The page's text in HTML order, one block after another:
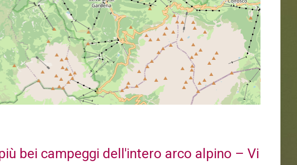
bei campeggi dell'intero arco alpino – Vi